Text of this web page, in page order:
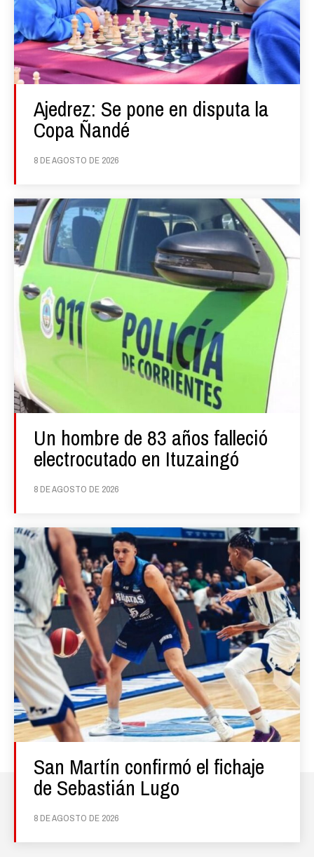
Ajedrez: Se pone en disputa la
Copa Ñandé
8 DE AGOSTO DE 2026
Un hombre de 83 años falleció
electrocutado en Ituzaingó
8 DE AGOSTO DE 2026
San Martín confirmó el fichaje
de Sebastián Lugo
8 DE AGOSTO DE 2026